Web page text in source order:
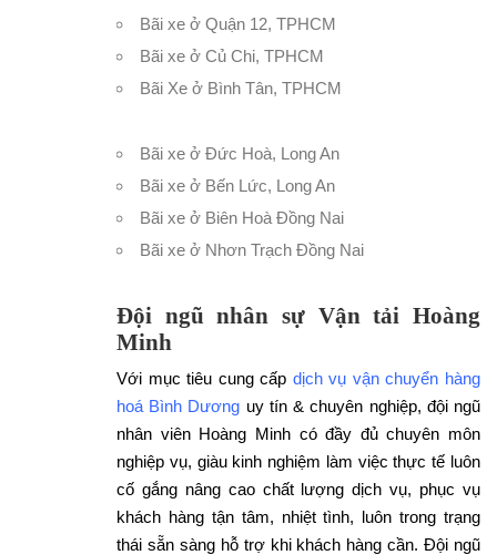
Bãi xe ở Quận 12, TPHCM
Bãi xe ở Củ Chi, TPHCM
Bãi Xe ở Bình Tân, TPHCM
Bãi xe ở Đức Hoà, Long An
Bãi xe ở Bến Lức, Long An
Bãi xe ở Biên Hoà Đồng Nai
Bãi xe ở Nhơn Trạch Đồng Nai
Đội ngũ nhân sự Vận tải Hoàng
Minh
Với mục tiêu cung cấp dịch vụ vận chuyển hàng
hoá Bình Dương uy tín & chuyên nghiệp, đội ngũ
nhân viên Hoàng Minh có đầy đủ chuyên môn
nghiệp vụ, giàu kinh nghiệm làm việc thực tế luôn
cố gắng nâng cao chất lượng dịch vụ, phục vụ
khách hàng tận tâm, nhiệt tình, luôn trong trạng
thái sẵn sàng hỗ trợ khi khách hàng cần. Đội ngũ